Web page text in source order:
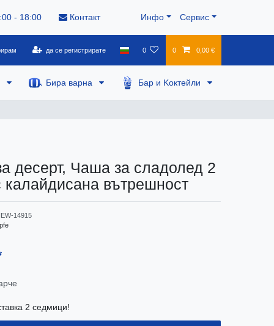
- 18:00 Контакт Инфо Сервис
да се регистрирате 0 0 0,00 €
Бира варна Бар и Kоктейли
десерт, Чаша за сладолед 2
калайдисана вътрешност
14915
2 седмици!